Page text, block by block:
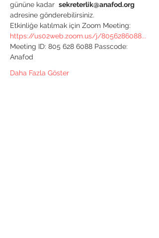
gününe kadar sekreterlik@anafod.org
adresine gönderebilirsiniz.
Etkinliğe katılmak için Zoom Meeting:
https://us02web.zoom.us/j/8056286088...
Meeting ID: 805 628 6088 Passcode:
Anafod
Daha Fazla Göster